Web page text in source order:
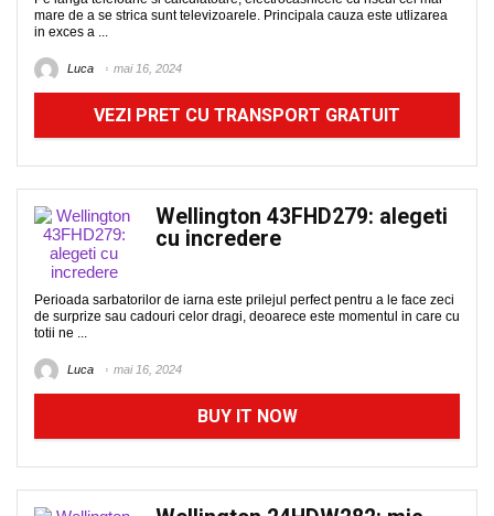
mare de a se strica sunt televizoarele. Principala cauza este utlizarea
in exces a ...
Luca mai 16, 2024
VEZI PRET CU TRANSPORT GRATUIT
Wellington 43FHD279: alegeti
cu incredere
Perioada sarbatorilor de iarna este prilejul perfect pentru a le face zeci
de surprize sau cadouri celor dragi, deoarece este momentul in care cu
totii ne ...
Luca mai 16, 2024
BUY IT NOW